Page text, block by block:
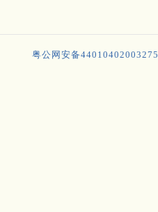
粤公网安备44010402003275